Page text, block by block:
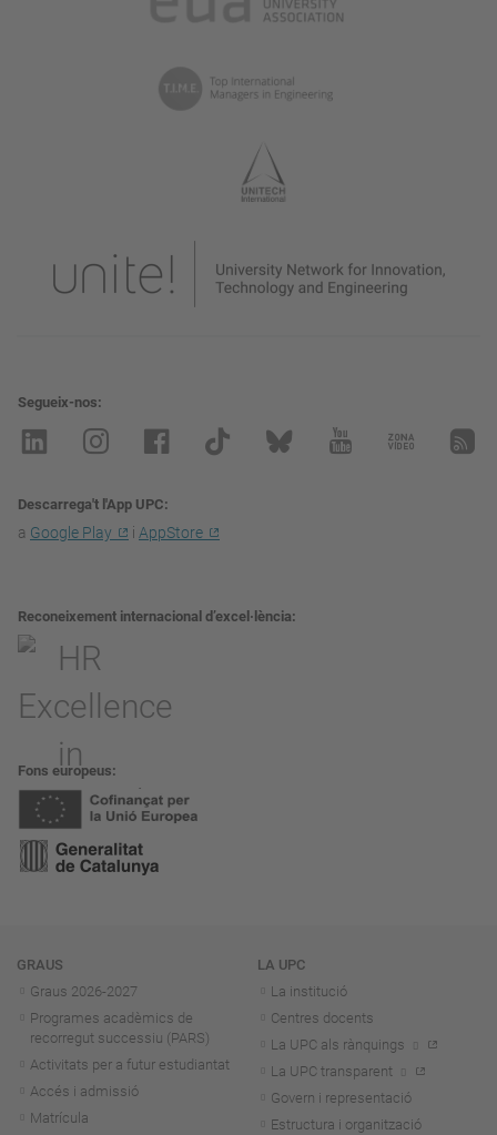
Segueix-nos
Descarrega't l'App UPC
a Google Play i AppStore
Reconeixement internacional d’excel·lència
Fons europeus
Navegació
GRAUS
Graus 2026-2027
Programes acadèmics de
recorregut successiu (PARS)
Activitats per a futur estudiantat
Accés i admissió
Matrícula
LA UPC
La institució
Centres docents
La UPC als rànquings
La UPC transparent
Govern i representació
Estructura i organització